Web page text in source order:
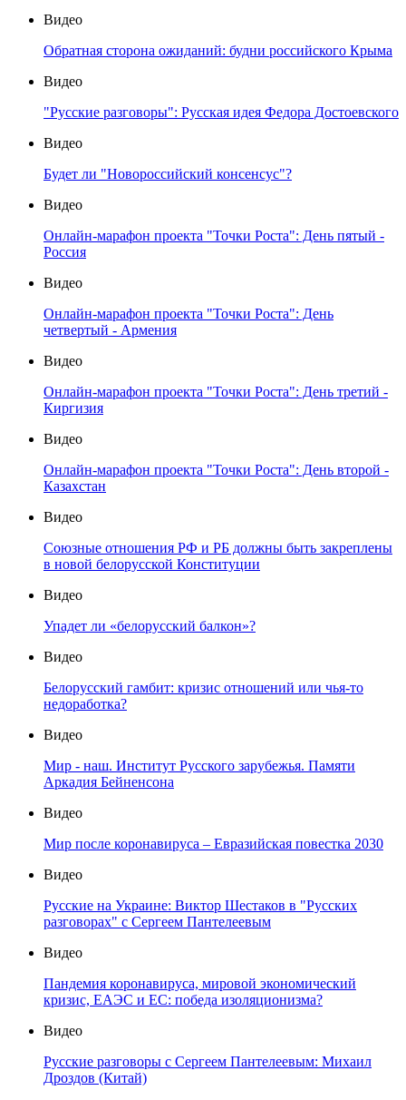
Видео
Обратная сторона ожиданий: будни российского Крыма
Видео
"Русские разговоры": Русская идея Федора Достоевского
Видео
Будет ли "Новороссийский консенсус"?
Видео
Онлайн-марафон проекта "Точки Роста": День пятый -
Россия
Видео
Онлайн-марафон проекта "Точки Роста": День
четвертый - Армения
Видео
Онлайн-марафон проекта "Точки Роста": День третий -
Киргизия
Видео
Онлайн-марафон проекта "Точки Роста": День второй -
Казахстан
Видео
Союзные отношения РФ и РБ должны быть закреплены
в новой белорусской Конституции
Видео
Упадет ли «белорусский балкон»?
Видео
Белорусский гамбит: кризис отношений или чья-то
недоработка?
Видео
Мир - наш. Институт Русского зарубежья. Памяти
Аркадия Бейненсона
Видео
Мир после коронавируса – Евразийская повестка 2030
Видео
Русские на Украине: Виктор Шестаков в "Русских
разговорах" с Сергеем Пантелеевым
Видео
Пандемия коронавируса, мировой экономический
кризис, ЕАЭС и ЕС: победа изоляционизма?
Видео
Русские разговоры с Сергеем Пантелеевым: Михаил
Дроздов (Китай)